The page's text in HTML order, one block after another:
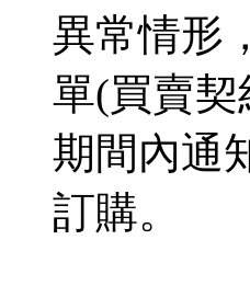
異常情形
單(買賣
期間內通
訂購。